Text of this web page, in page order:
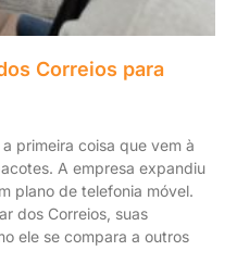
Correios para
primeira coisa que vem à
A empresa expandiu
plano de telefonia móvel.
dos Correios, suas
ele se compara a outros